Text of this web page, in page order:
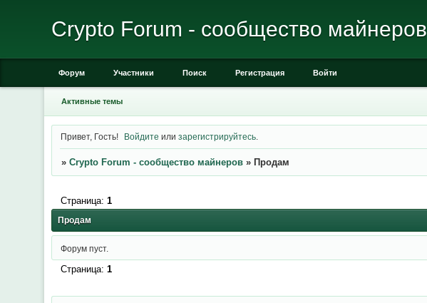
Crypto Forum - сообщество майнеров
Форум Участники Поиск Регистрация Войти
Активные темы
Привет, Гость! Войдите илизарегистрируйтесь
» Crypto Forum - сообщество майнеров » Продам
Продам
Страница: 1
Форум пуст.
Страница: 1